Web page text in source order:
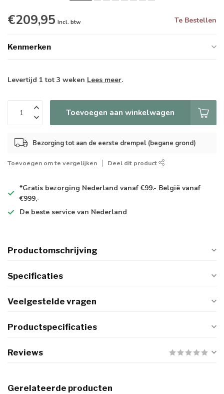
€209,95 Incl. btw Te Bestellen
Kenmerken
Levertijd 1 tot 3 weken Lees meer.
Toevoegen aan winkelwagen
Bezorging tot aan de eerste drempel (begane grond)
Toevoegen om te vergelijken Deel dit product
*Gratis bezorging Nederland vanaf €99.- België vanaf
€999,-
De beste service van Nederland
Productomschrijving
Specificaties
Veelgestelde vragen
Productspecificaties
Reviews
Gerelateerde producten